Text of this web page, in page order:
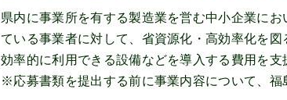
県内に事業所を有する製造業を営む中小企業に
ている事業者に対して、省資源化・高効率化を
効率的に利用できる設備などを導入する費用を支
※応募書類を提出する前に事業内容について、福